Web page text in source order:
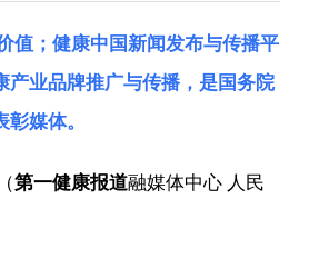
值；健康中国新闻发布与传播平
产业品牌推广与传播，是国务院
彰媒体。
第一健康报道融媒体中心 人民